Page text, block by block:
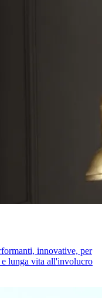
innovative, per
e lunga vita all'involucro